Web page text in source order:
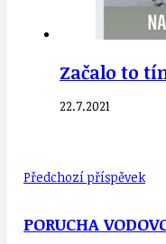
Začalo to
22.7.2021
Předchozí příspěvek
PORUCHA